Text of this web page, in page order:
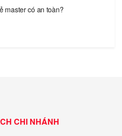
master có an toàn?
CHI NHÁNH